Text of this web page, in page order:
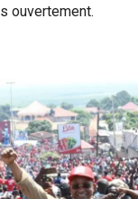
ouvertement.